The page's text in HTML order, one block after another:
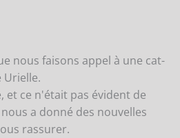
nous faisons appel à une cat-
et ce n'était pas évident de
a donné des nouvelles
rassurer.